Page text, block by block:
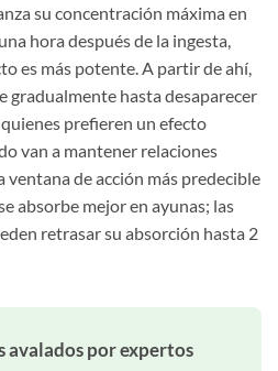
su concentración máxima en
hora después de la ingesta,
es más potente. A partir de ahí,
gradualmente hasta desaparecer
prefieren un efecto
van a mantener relaciones
ventana de acción más predecible
absorbe mejor en ayunas; las
retrasar su absorción hasta 2
avalados por expertos